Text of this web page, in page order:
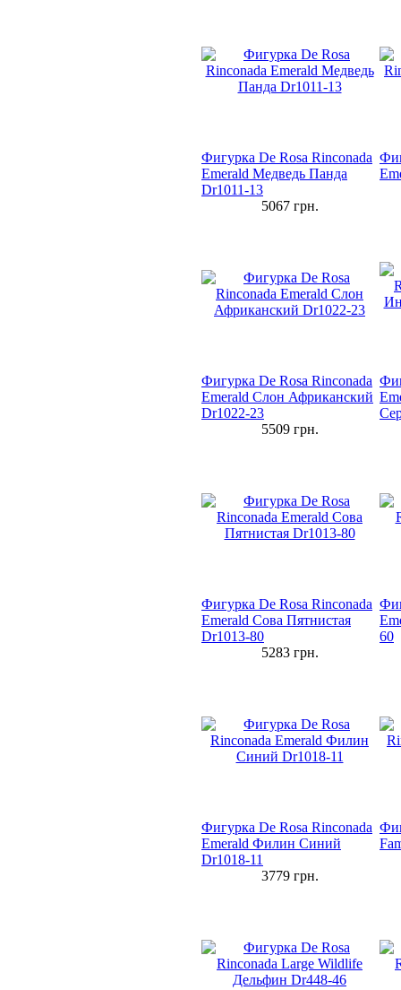
Фигурка De Rosa Rinconada
Emerald Медведь Панда
Dr1011-13
5067грн.
Фигурка De Rosa Rinconada
Emerald Слон Африканский
Dr1022-23
5509грн.
Фигурка De Rosa Rinconada
Emerald Сова Пятнистая
Dr1013-80
5283грн.
60
Фигурка De Rosa Rinconada
Emerald Филин Синий
Dr1018-11
3779грн.